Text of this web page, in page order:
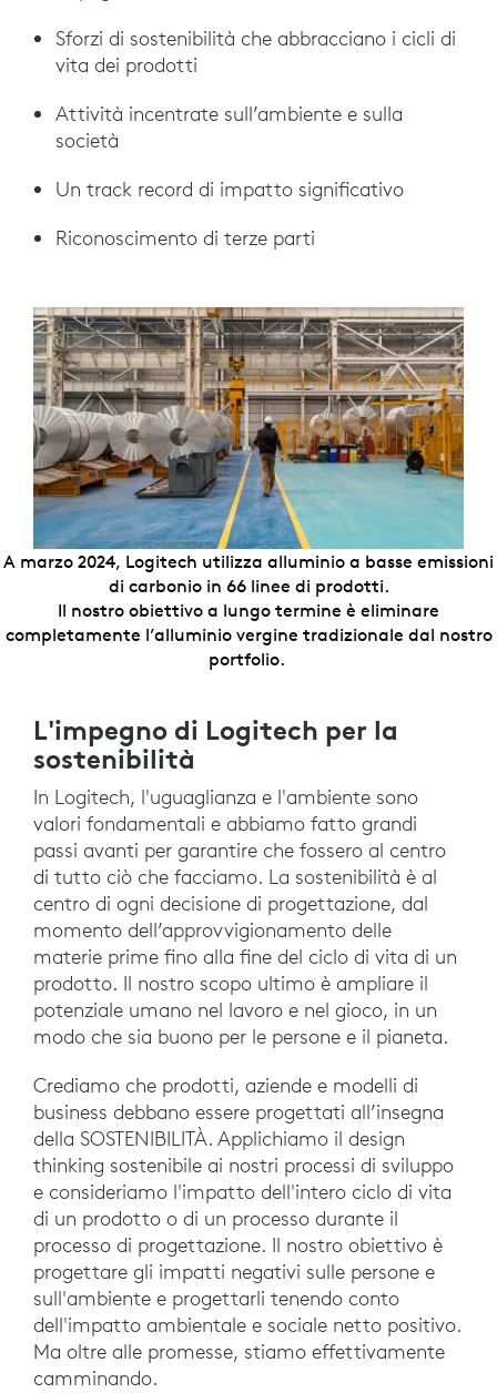
Sforzi di sostenibilità che abbracciano i cicli di
vita dei prodotti
Attività incentrate sull’ambiente e sulla
società
Un track record di impatto significativo
Riconoscimento di terze parti
A marzo 2024, Logitech utilizza alluminio a basse emissioni
di carbonio in 66 linee di prodotti.
Il nostro obiettivo a lungo termine è eliminare
completamente l’alluminio vergine tradizionale dal nostro
portfolio.
L'impegno di Logitech per la
sostenibilità
In Logitech, l'uguaglianza e l'ambiente sono
valori fondamentali e abbiamo fatto grandi
passi avanti per garantire che fossero al centro
di tutto ciò che facciamo. La sostenibilità è al
centro di ogni decisione di progettazione, dal
momento dell’approvvigionamento delle
materie prime fino alla fine del ciclo di vita di un
prodotto. Il nostro scopo ultimo è ampliare il
potenziale umano nel lavoro e nel gioco, in un
modo che sia buono per le persone e il pianeta.
Crediamo che prodotti, aziende e modelli di
business debbano essere progettati all’insegna
della SOSTENIBILITÀ. Applichiamo il design
thinking sostenibile ai nostri processi di sviluppo
e consideriamo l'impatto dell'intero ciclo di vita
di un prodotto o di un processo durante il
processo di progettazione. Il nostro obiettivo è
progettare gli impatti negativi sulle persone e
sull'ambiente e progettarli tenendo conto
dell'impatto ambientale e sociale netto positivo.
Ma oltre alle promesse, stiamo effettivamente
camminando.